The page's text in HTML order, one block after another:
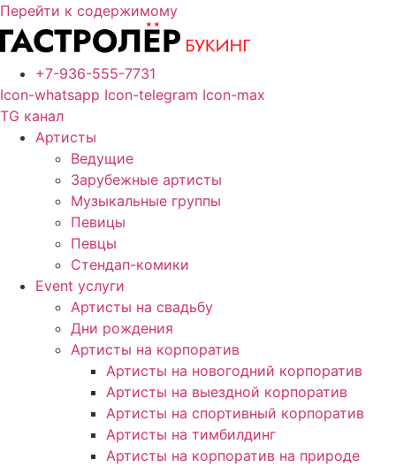
Перейти к содержимому
+7-936-555-7731
Icon-whatsapp Icon-telegram Icon-max
TG канал
Артисты
Ведущие
Зарубежные артисты
Музыкальные группы
Певицы
Певцы
Стендап-комики
Event услуги
Артисты на свадьбу
Дни рождения
Артисты на корпоратив
Артисты на новогодний корпоратив
Артисты на выездной корпоратив
Артисты на спортивный корпоратив
Артисты на тимбилдинг
Артисты на корпоратив на природе